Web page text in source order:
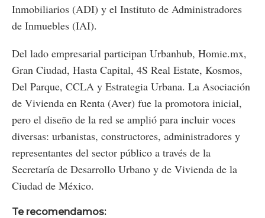
Inmobiliarios (ADI) y el Instituto de Administradores
de Inmuebles (IAI).
Del lado empresarial participan Urbanhub, Homie.mx,
Gran Ciudad, Hasta Capital, 4S Real Estate, Kosmos,
Del Parque, CCLA y Estrategia Urbana. La Asociación
de Vivienda en Renta (Aver) fue la promotora inicial,
pero el diseño de la red se amplió para incluir voces
diversas: urbanistas, constructores, administradores y
representantes del sector público a través de la
Secretaría de Desarrollo Urbano y de Vivienda de la
Ciudad de México.
Te recomendamos: